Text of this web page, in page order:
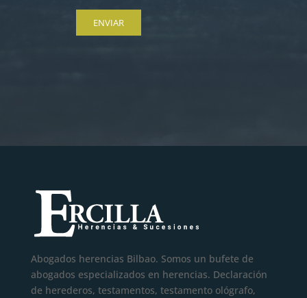
Abogados herencias Bilbao. Somos un bufete de
abogados especializados en herencias. Declaración
de herederos, testamentos, testamento ológrafo,